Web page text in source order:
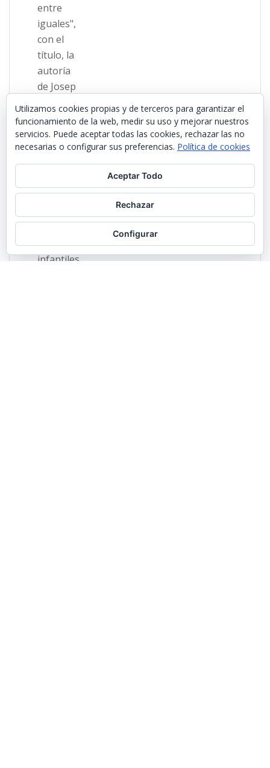
Utilizamos cookies propias y de terceros para garantizar el
funcionamiento de la web, medir su uso y mejorar nuestros
servicios. Puede aceptar todas las cookies, rechazar las no
necesarias o configurar sus preferencias. Política de cookies
Aceptar Todo
Rechazar
Configurar